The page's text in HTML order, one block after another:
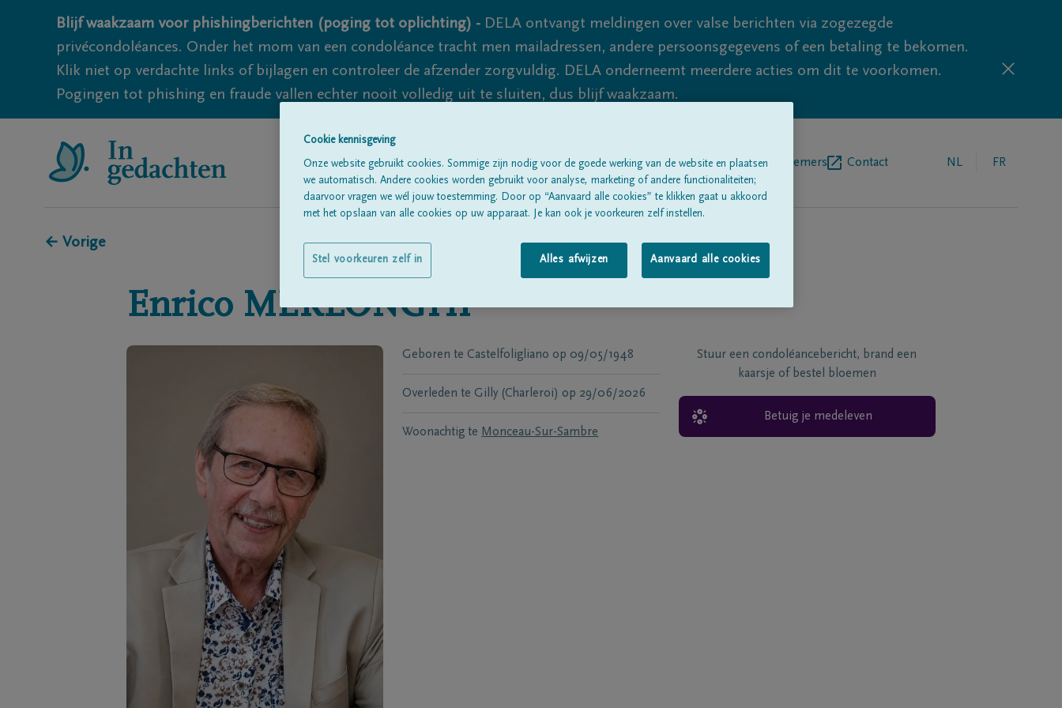
Blijf waakzaam voor phishingberichten (poging tot oplichting) - DELA ontvangt meldingen over valse berichten via zogezegde
privécondoléances. Onder het mom van een condoléance tracht men mailadressen, andere persoonsgegevens of een betaling te bekomen.
Klik niet op verdachte links of bijlagen en controleer de afzender zorgvuldig. DELA onderneemt meerdere acties om dit te voorkomen.
Pogingen tot phishing en fraude vallen echter nooit volledig uit te sluiten, dus blijf waakzaam.
Alle rouwberichtenOver onsBegrafenisondernemers Contact NL FR
← Vorige
Enrico MERLONGHI
Geboren te Castelfoligliano op 09/05/1948
Overleden te Gilly (Charleroi) op 29/06/2026
Woonachtig te Monceau-Sur-Sambre
Stuur een condoléancebericht, brand een
kaarsje of bestel bloemen
Betuig je medeleven
Cookie kennisgeving
Onze website gebruikt cookies. Sommige zijn nodig voor de goede werking van de website en plaatsen
we automatisch. Andere cookies worden gebruikt voor analyse, marketing of andere functionaliteiten;
daarvoor vragen we wél jouw toestemming. Door op “Aanvaard alle cookies” te klikken gaat u akkoord
met het opslaan van alle cookies op uw apparaat. Je kan ook je voorkeuren zelf instellen.
Alles afwijzen Aanvaard alle cookies
Stel voorkeuren zelf in